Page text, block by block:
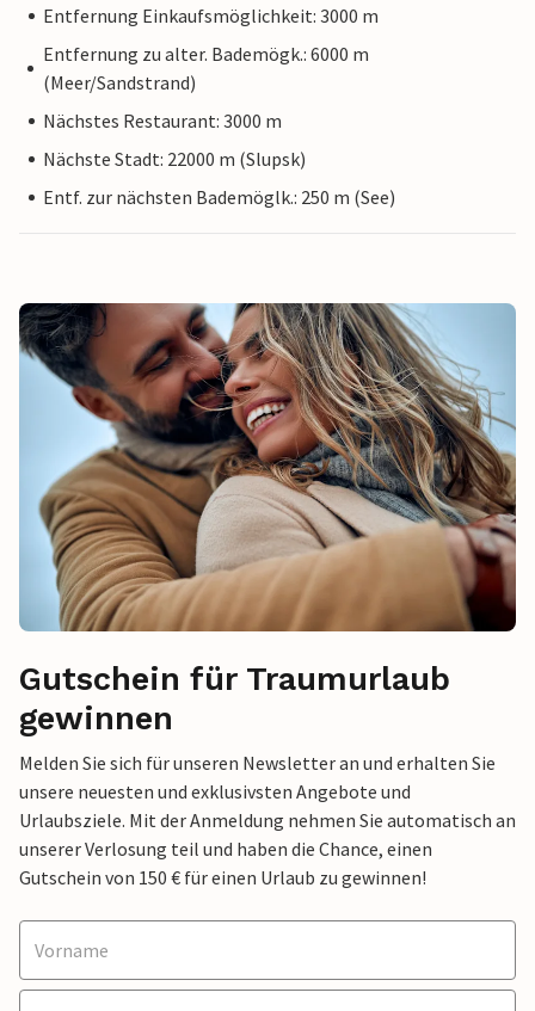
Entfernung Einkaufsmöglichkeit: 3000 m
Entfernung zu alter. Bademögk.: 6000 m
(Meer/Sandstrand)
Nächstes Restaurant: 3000 m
Nächste Stadt: 22000 m (Slupsk)
Entf. zur nächsten Bademöglk.: 250 m (See)
Gutschein für Traumurlaub
gewinnen
Melden Sie sich für unseren Newsletter an und erhalten Sie
unsere neuesten und exklusivsten Angebote und
Urlaubsziele. Mit der Anmeldung nehmen Sie automatisch an
unserer Verlosung teil und haben die Chance, einen
Gutschein von 150 € für einen Urlaub zu gewinnen!